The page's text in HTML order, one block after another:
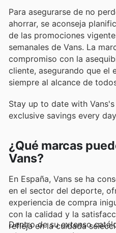
Para asegurarse de no
ahorrar, se aconseja
de las promociones
semanales de Vans. La
compromiso con la
cliente, asegurando que el
siempre al alcance de
Stay up to date with
exclusive savings every
¿Qué marcas
Vans?
En España, Vans se ha
en el sector del deporte,
experiencia de compra
con la calidad y la
refleja en la cuidada
Dentro de su extenso